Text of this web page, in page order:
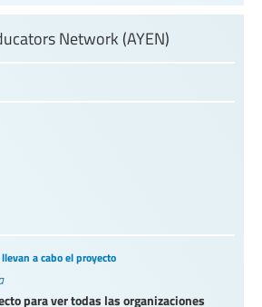
Network (AYEN)
a cabo el proyecto
para ver todas las organizaciones